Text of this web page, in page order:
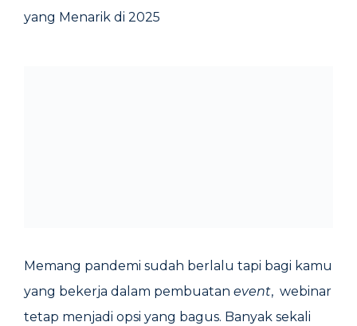
yang Menarik di 2025
Memang pandemi sudah berlalu tapi bagi kamu
yang bekerja dalam pembuatan event, webinar
tetap menjadi opsi yang bagus. Banyak sekali